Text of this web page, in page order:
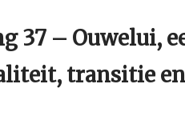
37 – Ouwelui,
transitie